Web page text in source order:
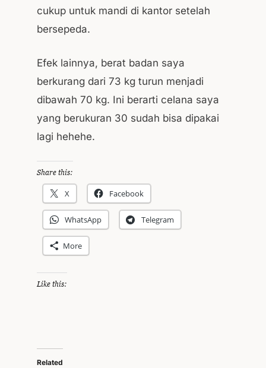
cukup untuk mandi di kantor setelah
bersepeda.
Efek lainnya, berat badan saya
berkurang dari 73 kg turun menjadi
dibawah 70 kg. Ini berarti celana saya
yang berukuran 30 sudah bisa dipakai
lagi hehehe.
Share this:
X Facebook
WhatsApp Telegram
More
Like this:
Related